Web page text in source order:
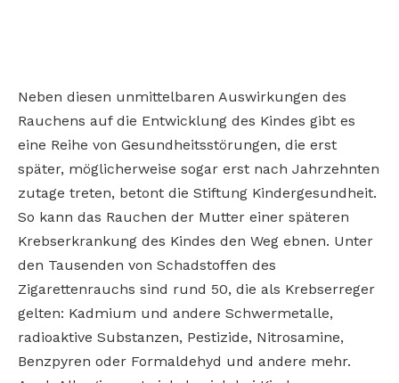
Neben diesen unmittelbaren Auswirkungen des
Rauchens auf die Entwicklung des Kindes gibt es
eine Reihe von Gesundheitsstörungen, die erst
später, möglicherweise sogar erst nach Jahrzehnten
zutage treten, betont die Stiftung Kindergesundheit.
So kann das Rauchen der Mutter einer späteren
Krebserkrankung des Kindes den Weg ebnen. Unter
den Tausenden von Schadstoffen des
Zigarettenrauchs sind rund 50, die als Krebserreger
gelten: Kadmium und andere Schwermetalle,
radioaktive Substanzen, Pestizide, Nitrosamine,
Benzpyren oder Formaldehyd und andere mehr.